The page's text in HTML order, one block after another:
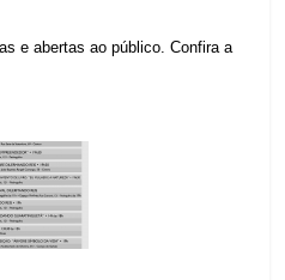
e abertas ao público. Confira a